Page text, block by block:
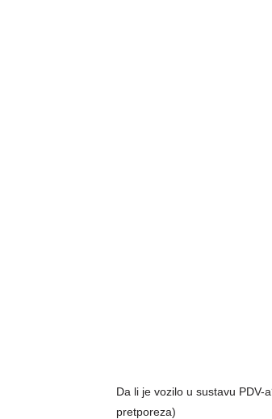
Da li je vozilo u sustavu PDV-
pretporeza)